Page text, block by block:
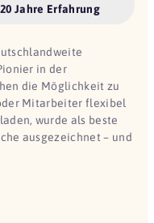
20 Jahre Erfahrung
in der
die Möglichkeit zu
Mitarbeiter flexibel
wurde als beste
ausgezeichnet – und